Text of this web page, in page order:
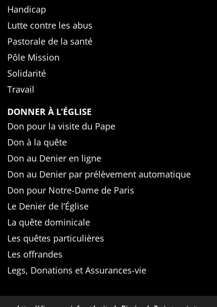
Handicap
Lutte contre les abus
Pastorale de la santé
Pôle Mission
Solidarité
Travail
DONNER À L’ÉGLISE
Don pour la visite du Pape
Don à la quête
Don au Denier en ligne
Don au Denier par prélèvement automatique
Don pour Notre-Dame de Paris
Le Denier de l’Église
La quête dominicale
Les quêtes particulières
Les offrandes
Legs, Donations et Assurances-vie